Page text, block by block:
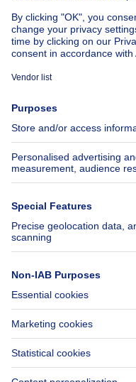
About
Immoweb
Jobs
Axel Springer Group
SeLoger.com
Immowelt.de
Help
FAQ
Accessibility
Contact us
Immoweb SA ©
Terms of use Cookie